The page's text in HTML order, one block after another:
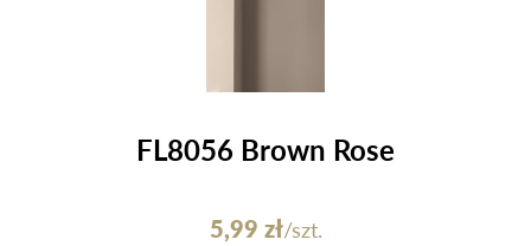
FL8056 Brown Rose
5,99 zł/szt.